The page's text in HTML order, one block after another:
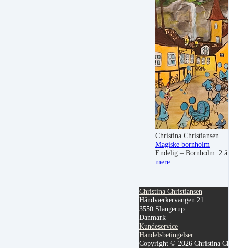
Christina Christiansen
Magiske bornholm
Endelig – Bornholm 2
mere
Christina Christiansen
Håndværkervangen 21
3550 Slangerup
Danmark
Kundeservice
Handelsbetingelser
Copyright © 2026 Christina